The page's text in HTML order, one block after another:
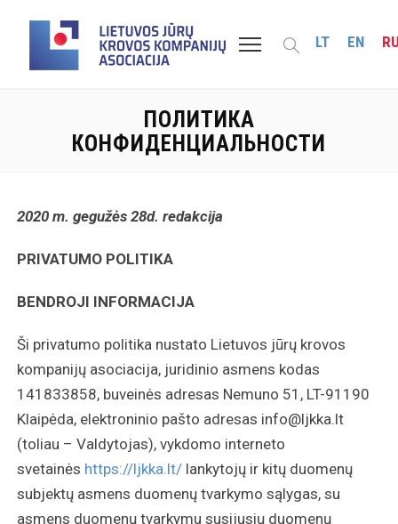
LT EN
ПОЛИТИКА
КОНФИДЕНЦИАЛЬНОСТИ
2020 m.gegužės 28d. redakcija
PRIVATUMO POLITIKA
BENDROJI INFORMACIJA
Ši privatumo politika nustato Lietuvos jūrų krovos
kompanijų asociacija, juridinio asmens kodas
141833858, buveinės adresas Nemuno 51, LT-91190
Klaipėda, elektroninio pašto adresas info@ljkka.lt
(toliau – Valdytojas), vykdomo interneto
svetainės https://ljkka.lt/ lankytojų ir kitų duomenų
subjektų asmens duomenų tvarkymo sąlygas, su
asmens duomenų tvarkymu susijusių duomenų